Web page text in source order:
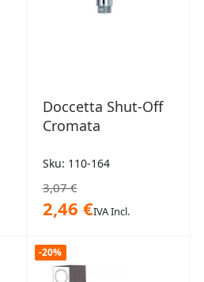
Doccetta Shut-Off
Cromata
Sku: 110-164
3,07 €
2,46 €IVA Incl.
-20%